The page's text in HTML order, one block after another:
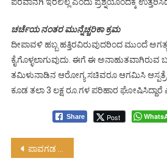
ಚರ್ಚೆಯ ನಂತರ ಮುನ್ನೆಚ್ಚರಿಕಾ ಕ್ರಮ
ದೀಪಾವಳಿ ಹಬ್ಬ ಹತ್ತಿರವಿರುವುದರಿಂದ ಮುಂದೆ
ಕೈಗೊಳ್ಳಲಾಗುವುದು. ಈಗೆ ಈ ಅನಾಹುತವಾಗಿರುವ
ತಮಿಳುನಾಡಿನ ಆರೋಗ್ಯ ಸಚಿವರೂ ಆಗಮಿಸಿ
ಕೂಡ ತಲಾ 3 ಲಕ್ಷ ರೂ.ಗಳ ಪರಿಹಾರ ಘೋಷಿಸಿದ್ದಾರೆ
Share Post
Post
ಪಾವಗಡ : ಜಿಲ್ಲಾ ಮಟ್ಟದ ಕ್ರೀಡಾಕೂಟ ಮುಕ್ತಾಯ…!